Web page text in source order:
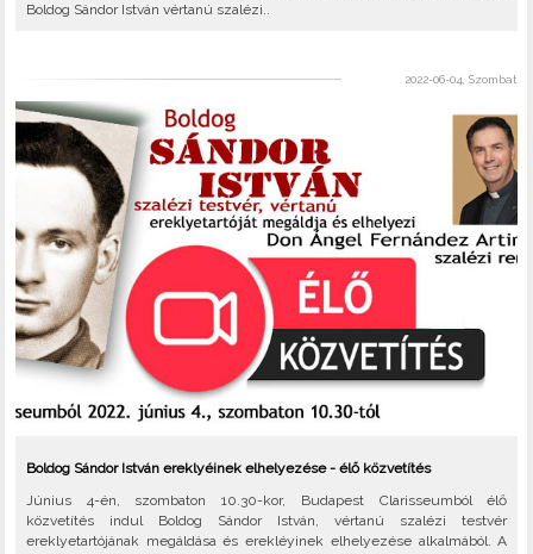
Boldog Sándor István vértanú szalézi..
2022-06-04, Szombat
Boldog Sándor István ereklyéinek elhelyezése - élő közvetítés
Június 4-én, szombaton 10.30-kor, Budapest Clarisseumból élő
közvetítés indul Boldog Sándor István, vértanú szalézi testvér
ereklyetartójának megáldása és erekléyinek elhelyezése alkalmából. A